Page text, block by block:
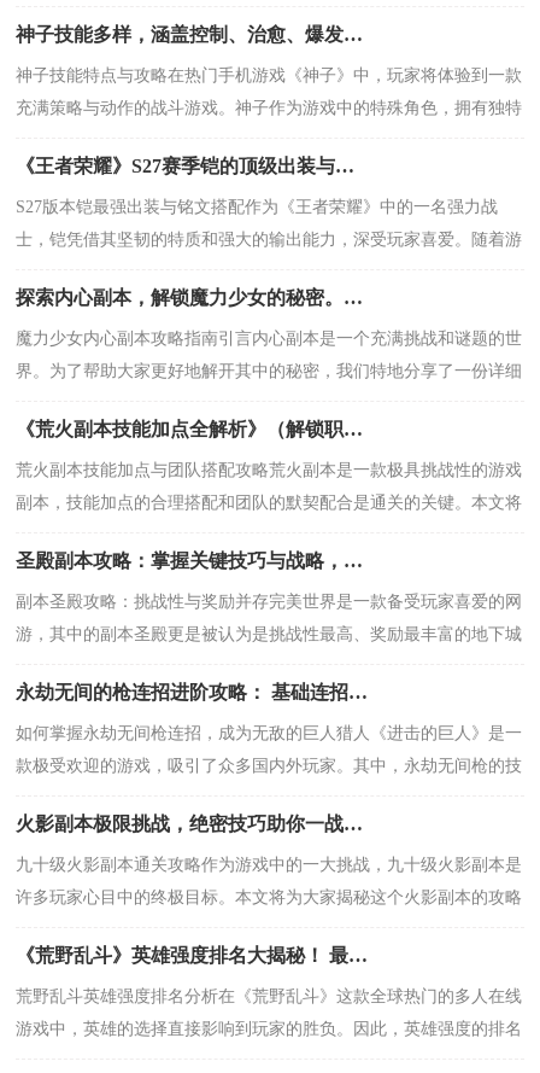
神子技能多样，涵盖控制、治愈、爆发等多方面，组建无敌团队需结合角色特性与技能搭配
神子技能特点与攻略在热门手机游戏《神子》中，玩家将体验到一款
充满策略与动作的战斗游戏。神子作为游戏中的特殊角色，拥有独特
《王者荣耀》S27赛季铠的顶级出装与铭文解析，打造团战核心，输出爆炸！ 核心
S27版本铠最强出装与铭文搭配作为《王者荣耀》中的一名强力战
士，铠凭借其坚韧的特质和强大的输出能力，深受玩家喜爱。随着游
探索内心副本，解锁魔力少女的秘密。揭示心灵深处的能量，揭秘成长之路的指引。
魔力少女内心副本攻略指南引言内心副本是一个充满挑战和谜题的世
界。为了帮助大家更好地解开其中的秘密，我们特地分享了一份详细
《荒火副本技能加点全解析》（解锁职业终极技能组合，碾压一切敌人！）
荒火副本技能加点与团队搭配攻略荒火副本是一款极具挑战性的游戏
副本，技能加点的合理搭配和团队的默契配合是通关的关键。本文将
圣殿副本攻略：掌握关键技巧与战略，提升胜率！
副本圣殿攻略：挑战性与奖励并存完美世界是一款备受玩家喜爱的网
游，其中的副本圣殿更是被认为是挑战性最高、奖励最丰富的地下城
永劫无间的枪连招进阶攻略： 基础连招：重火+弧闪+爆弹（破甲+伤害双加）。进
如何掌握永劫无间枪连招，成为无敌的巨人猎人《进击的巨人》是一
款极受欢迎的游戏，吸引了众多国内外玩家。其中，永劫无间枪的技
火影副本极限挑战，绝密技巧助你一战封神！速来围观，90级火影副本全解析！
九十级火影副本通关攻略作为游戏中的一大挑战，九十级火影副本是
许多玩家心目中的终极目标。本文将为大家揭秘这个火影副本的攻略
《荒野乱斗》英雄强度排名大揭秘！ 最强战神、联盟神盾、输出神将全在这里，速速ge
荒野乱斗英雄强度排名分析在《荒野乱斗》这款全球热门的多人在线
游戏中，英雄的选择直接影响到玩家的胜负。因此，英雄强度的排名